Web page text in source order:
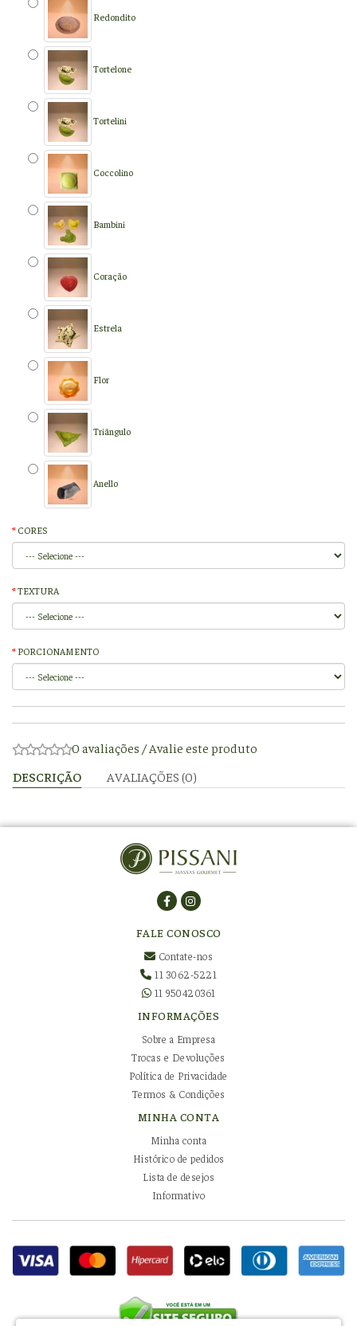
Redondito
Tortelone
Tortelini
Coccolino
Bambini
Coração
Estrela
Flor
Triângulo
Anello
CORES
TEXTURA
PORCIONAMENTO
0 avaliações /Avalie este produto
DESCRIÇÃO
AVALIAÇÕES (0)
FALE CONOSCO
Contate-nos
11 3062-5221
11 950420361
INFORMAÇÕES
Sobre a Empresa
Trocas e Devoluções
Política de Privacidade
Termos & Condições
MINHA CONTA
Minha conta
Histórico de pedidos
Lista de desejos
Informativo